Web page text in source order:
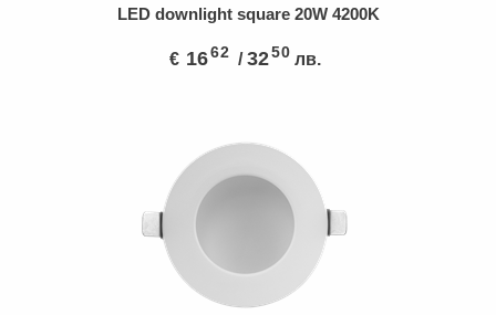
LED downlight square 20W 4200K
€ 1662 /3250 лв.